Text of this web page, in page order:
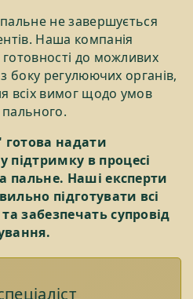
не завершується
Наша компанія
до можливих
боку регулюючих органів,
всіх вимог щодо умов
готова надати
в процесі
пальне. Наші експерти
підготувати всі
забезпечать супровід